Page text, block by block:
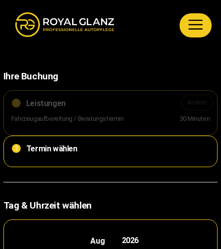
Tag & Uhrzeit wählen
2026
Ihre Buchung
1 Leistungen
Fahrzeugaufbereitung / Beratungstermin 30 Minuten
2 Termin wählen